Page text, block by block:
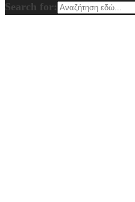
Search for: